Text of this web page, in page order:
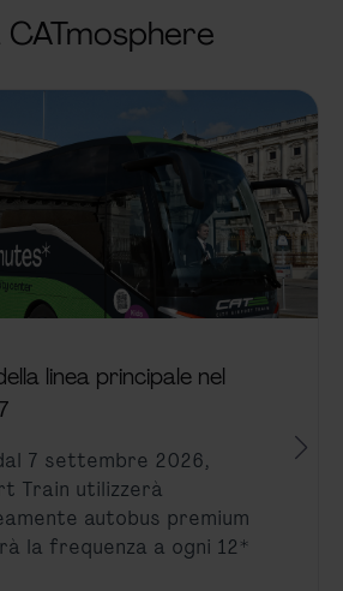
linea principale nel
7 settembre 2026,
Train utilizzerà
autobus premium
la frequenza a ogni 12*